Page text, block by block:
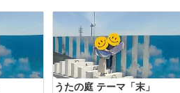
うたの庭 テーマ「末」